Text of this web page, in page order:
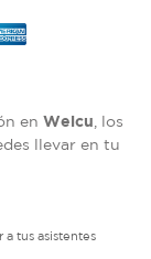
en Welcu , los
llevar en tu
a tus asistentes